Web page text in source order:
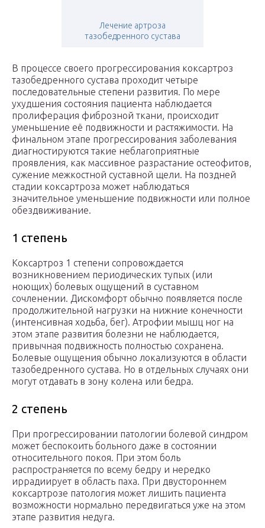
Лечение артроза
тазобедренного сустава
В процессе своего прогрессирования коксартроз
тазобедренного сустава проходит четыре
последовательные степени развития. По мере
ухудшения состояния пациента наблюдается
пролиферация фиброзной ткани, происходит
уменьшение её подвижности и растяжимости. На
финальном этапе прогрессирования заболевания
диагностируются такие неблагоприятные
проявления, как массивное разрастание остеофитов,
сужение межкостной суставной щели. На поздней
стадии коксартроза может наблюдаться
значительное уменьшение подвижности или полное
обездвиживание.
1 степень
Коксартроз 1 степени сопровождается
возникновением периодических тупых (или
ноющих) болевых ощущений в суставном
сочленении. Дискомфорт обычно появляется после
продолжительной нагрузки на нижние конечности
(интенсивная ходьба, бег). Атрофии мышц ног на
этом этапе развития болезни не наблюдается,
привычная подвижность полностью сохранена.
Болевые ощущения обычно локализуются в области
тазобедренного сустава. Но в отдельных случаях они
могут отдавать в зону колена или бедра.
2 степень
При прогрессировании патологии болевой синдром
может беспокоить больного даже в состоянии
относительного покоя. При этом боль
распространяется по всему бедру и нередко
иррадиирует в область паха. При двустороннем
коксартрозе патология может лишить пациента
возможности нормально передвигаться уже на этом
этапе развития недуга.